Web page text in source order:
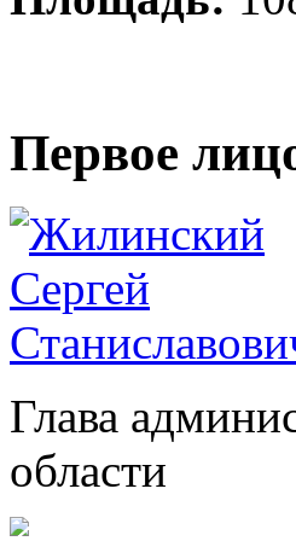
Первое
Глава
области